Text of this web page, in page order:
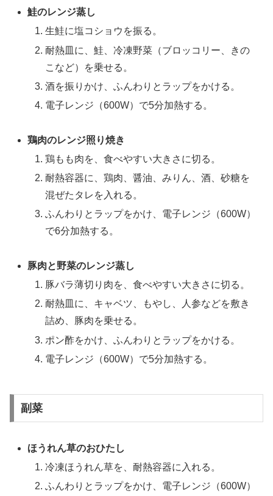
鮭のレンジ蒸し
生鮭に塩コショウを振る。
耐熱皿に、鮭、冷凍野菜（ブロッコリー、きの
こなど）を乗せる。
酒を振りかけ、ふんわりとラップをかける。
電子レンジ（600W）で5分加熱する。
鶏肉のレンジ照り焼き
鶏もも肉を、食べやすい大きさに切る。
耐熱容器に、鶏肉、醤油、みりん、酒、砂糖を
混ぜたタレを入れる。
ふんわりとラップをかけ、電子レンジ（600W）
で6分加熱する。
豚肉と野菜のレンジ蒸し
豚バラ薄切り肉を、食べやすい大きさに切る。
耐熱皿に、キャベツ、もやし、人参などを敷き
詰め、豚肉を乗せる。
ポン酢をかけ、ふんわりとラップをかける。
電子レンジ（600W）で5分加熱する。
副菜
ほうれん草のおひたし
冷凍ほうれん草を、耐熱容器に入れる。
ふんわりとラップをかけ、電子レンジ（600W）